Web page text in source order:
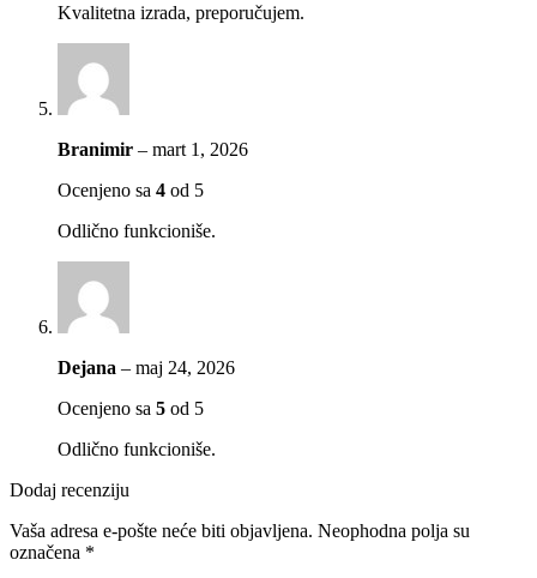
Kvalitetna izrada, preporučujem.
Branimir – mart 1, 2026
Ocenjeno sa 4 od 5
Odlično funkcioniše.
Dejana – maj 24, 2026
Ocenjeno sa 5 od 5
Odlično funkcioniše.
Dodaj recenziju
Vaša adresa e-pošte neće biti objavljena. Neophodna polja su
označena *